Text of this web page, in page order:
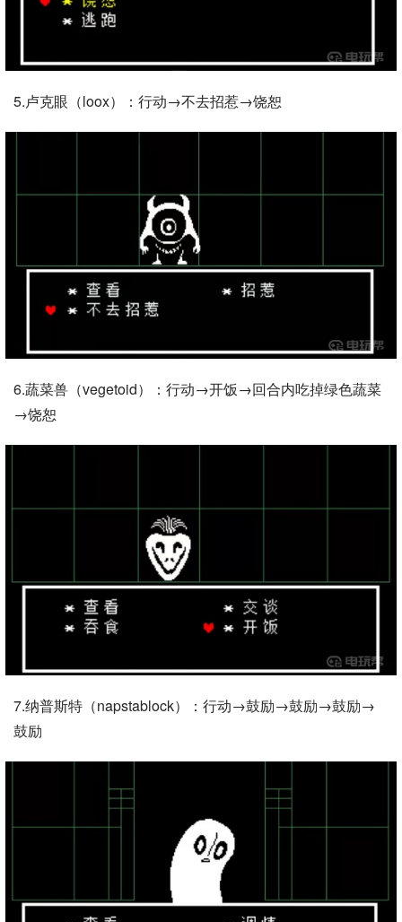
5.卢克眼（loox）：行动→不去招惹→饶恕
6.蔬菜兽（vegetoid）：行动→开饭→回合内吃掉绿色蔬菜
→饶恕
7.纳普斯特（napstablock）：行动→鼓励→鼓励→鼓励→
鼓励